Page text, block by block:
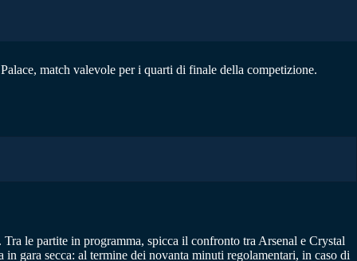
match valevole per i quarti di finale della competizione.
le partite in programma, spicca il confronto tra Arsenal e Crystal
gara secca: al termine dei novanta minuti regolamentari, in caso di